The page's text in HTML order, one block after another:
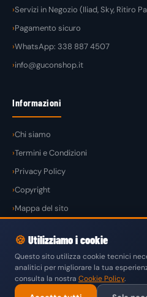
Servizi in Negozio (Iliad, Sky, Ritiro
Pagamento sicuro
WhatsApp: 338 887 4507
info@guconshop.it
Informazioni
Chi siamo
Termini e Condizioni
Privacy Policy
Copyright
Mappa del sito
© 2026 GuconShopdi Guglielmo
VISA MASTERCARD PAYPAL
🍪 Utilizziamo i cookie
Questo sito utilizza cookie tecnici
analitici per migliorare la tua
consulta la nostra Cookie Policy.